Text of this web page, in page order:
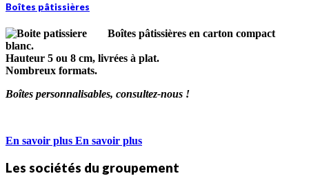
Boîtes pâtissières
Boîtes pâtissières en carton compact
blanc.
Hauteur 5 ou 8 cm, livrées à plat.
Nombreux formats.
Boîtes personnalisables, consultez-nous !
En savoir plus En savoir plus
Les sociétés du groupement